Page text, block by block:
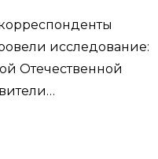
исследование:
Отечественной